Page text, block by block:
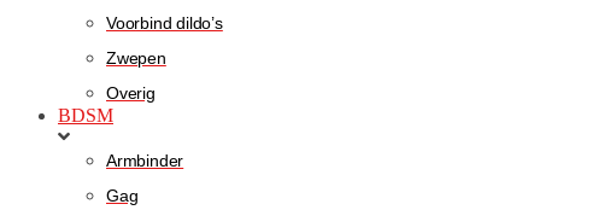
Voorbind dildo’s
Zwepen
Overig
BDSM
Armbinder
Gag